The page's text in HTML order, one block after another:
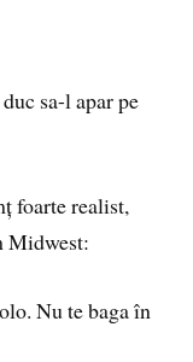
sa-l apar pe
foarte realist,
Midwest:
Nu te baga în